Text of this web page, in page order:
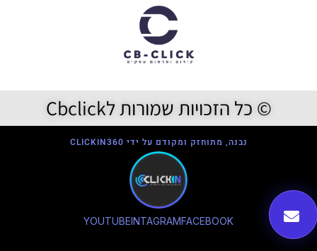
© כל הזכויות שמורות לCbclick
נבנה, מתוחזק ומקודם על ידי CLICKIN360
FACEBOOK
INTAGRAM
YOUTUBE